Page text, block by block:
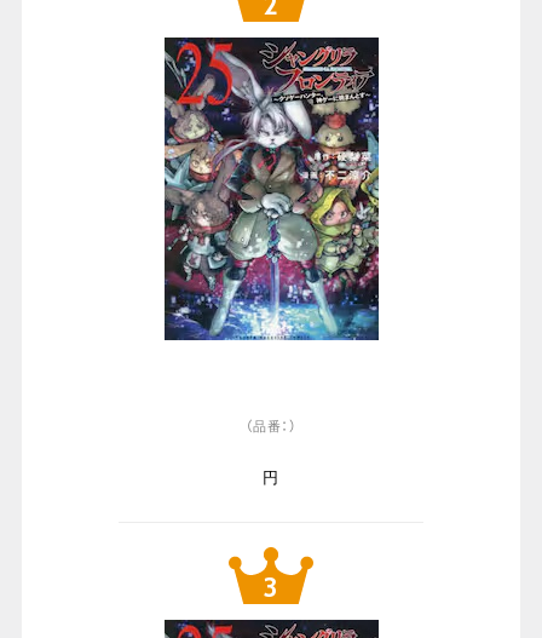
（品番：）
円